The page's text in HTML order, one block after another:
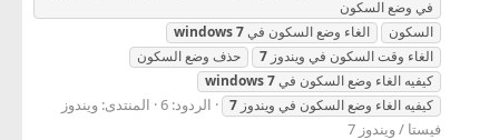
في وضع السكون
السكون
الغاء وضع السكون في windows7
الغاء وقت السكون في ويندوز 7
حذف وضع السكون
كيفيه الغاء وضع السكون في
windows7
كيفيه الغاء وضع السكون في ويندوز 7 الردود: 6 المنتدى: ويندوز
فيستا / ويندوز 7